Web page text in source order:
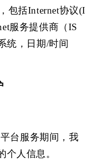
包括Internet协议(I
服务提供商（IS
统，日期/时间
台服务期间，我
个人信息。